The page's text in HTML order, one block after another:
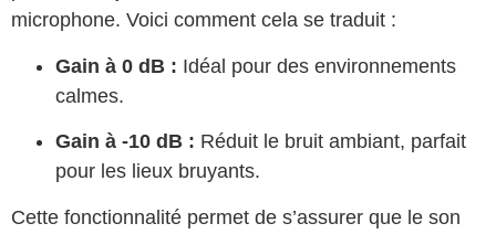
microphone. Voici comment cela se traduit :
Gain à 0 dB : Idéal pour des environnements
calmes.
Gain à -10 dB : Réduit le bruit ambiant, parfait
pour les lieux bruyants.
Cette fonctionnalité permet de s’assurer que le son